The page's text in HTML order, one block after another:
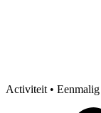
Activiteit • Eenmalig